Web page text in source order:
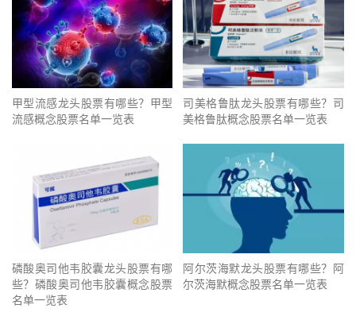
甲型流感龙头股票有哪些？甲型
流感概念股票名单一览表
司美格鲁肽龙头股票有哪些？司
美格鲁肽概念股票名单一览表
磷酸奥司他韦胶囊龙头股票有哪
些？磷酸奥司他韦胶囊概念股票
名单一览表
阿尔茨海默龙头股票有哪些？阿
尔茨海默概念股票名单一览表